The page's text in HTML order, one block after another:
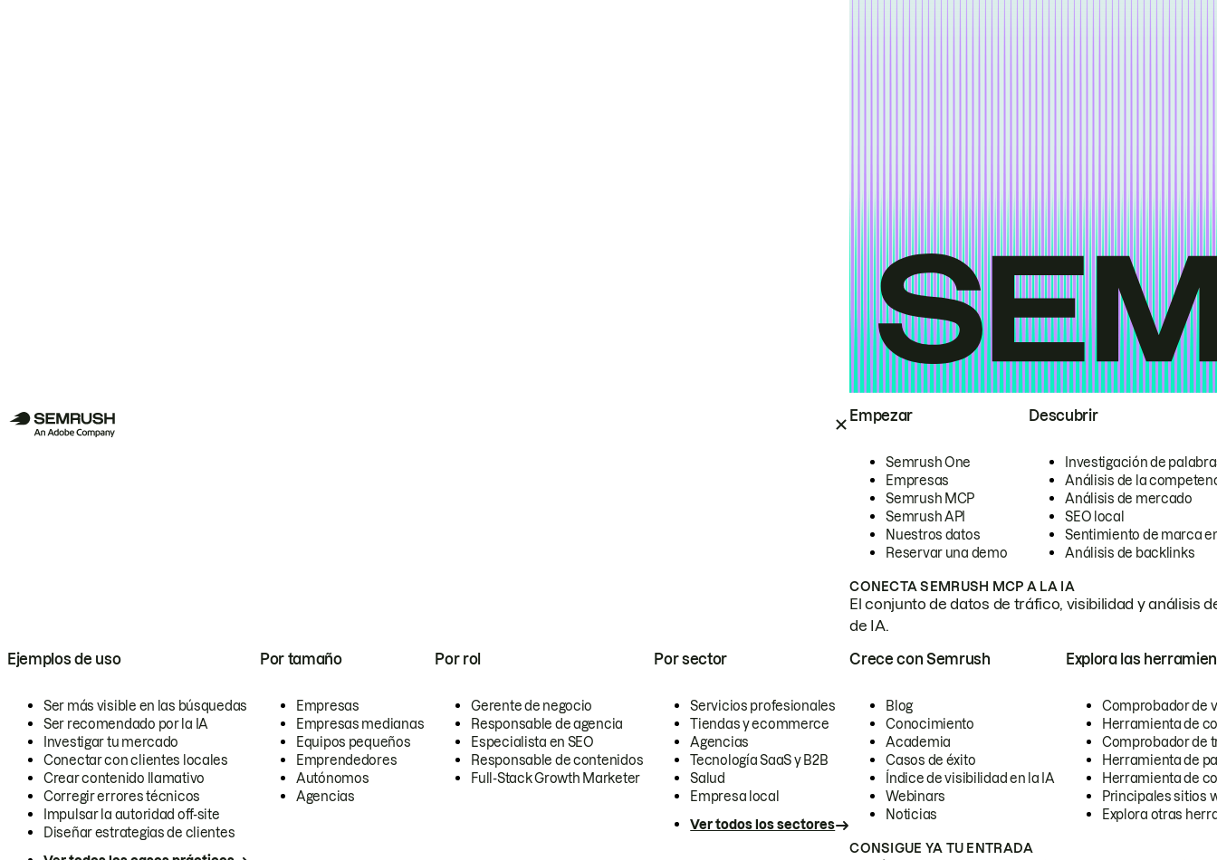
Empezar
Semrush One
Empresas
Semrush MCP
Semrush API
Nuestros datos
Reservar una demo
Descubrir
Investigación de
Análisis de la
Análisis de mercado
SEO local
Sentimiento de marca
Análisis de backlinks
CONECTA SEMRUSH MCP A LA IA
El conjunto de datos de tráfico, visibilidad y análisis
de IA.
Ejemplos de uso
Ser más visible en las búsquedas
Ser recomendado por la IA
Investigar tu mercado
Conectar con clientes locales
Crear contenido llamativo
Corregir errores técnicos
Impulsar la autoridad off-site
Diseñar estrategias de clientes
Por tamaño
Empresas
Empresas medianas
Equipos pequeños
Emprendedores
Autónomos
Agencias
Por rol
Gerente de negocio
Responsable de agencia
Especialista en SEO
Responsable de contenidos
Full-Stack Growth Marketer
Por sector
Servicios profesionales
Tiendas y ecommerce
Agencias
Tecnología SaaS y B2B
Salud
Empresa local
Ver todos los sectores
Crece con Semrush
Blog
Conocimiento
Academia
Casos de éxito
Índice de visibilidad en la IA
Webinars
Noticias
Explora las
Comprobador de
Herramienta de
Comprobador de
Herramienta de
Herramienta de
Principales sitios
Explora otras
CONSIGUE YA TU ENTRADA